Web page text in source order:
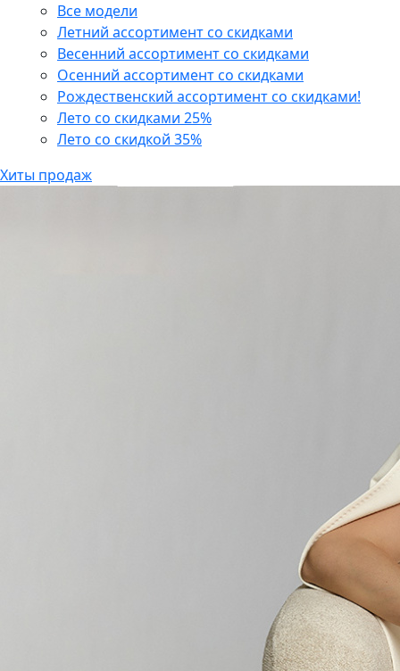
Все модели
Летний ассортимент со скидками
Весенний ассортимент со скидками
Осенний ассортимент со скидками
Рождественский ассортимент со скидками!
Лето со скидками 25%
Лето со скидкой 35%
Хиты продаж